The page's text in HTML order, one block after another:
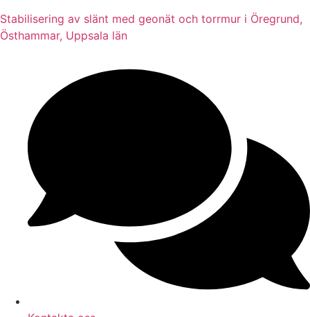
Stabilisering av slänt med geonät och torrmur i Öregrund,
Östhammar, Uppsala län